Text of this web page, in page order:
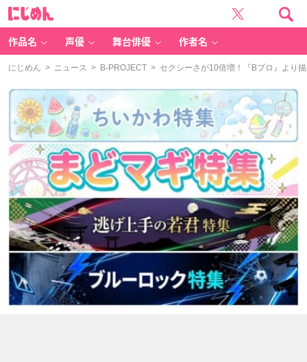
作品名 声優 舞台俳優 作者名
にじめん > ニュース > B-PROJECT > セクシーさが10倍増！『Bプロ』より